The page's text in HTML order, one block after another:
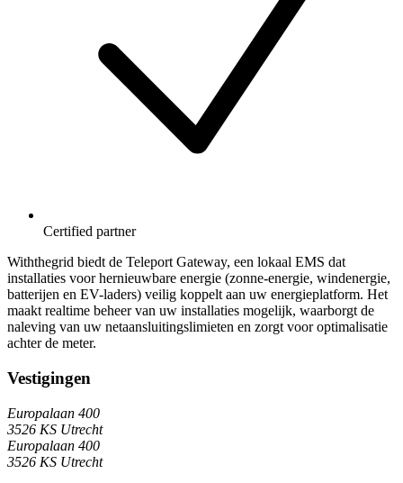
Certified partner
Withthegrid biedt de Teleport Gateway, een lokaal EMS dat
installaties voor hernieuwbare energie (zonne-energie, windenergie,
batterijen en EV-laders) veilig koppelt aan uw energieplatform. Het
maakt realtime beheer van uw installaties mogelijk, waarborgt de
naleving van uw netaansluitingslimieten en zorgt voor optimalisatie
achter de meter.
Vestigingen
Europalaan 400
3526 KS Utrecht
Europalaan 400
3526 KS Utrecht